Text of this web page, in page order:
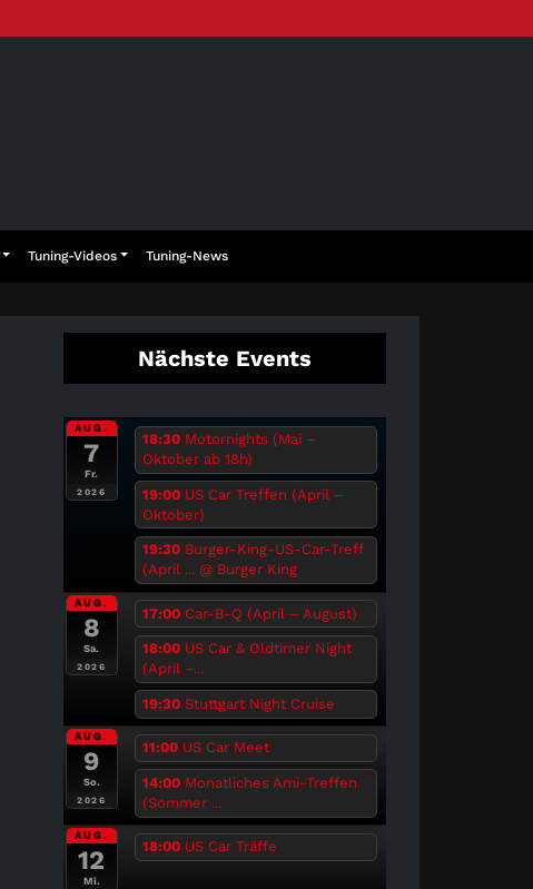
Tuning-Videos Tuning-News
Nächste Events
AUG.
7
Fr.
2026
18:30 Motornights (Mai –
Oktober ab 18h)
19:00 US Car Treffen (April –
Oktober)
19:30 Burger-King-US-Car-Treff
(April ... @ Burger King
AUG.
8
Sa.
2026
17:00 Car-B-Q (April – August)
18:00 US Car & Oldtimer Night
(April –...
19:30 Stuttgart Night Cruise
AUG.
9
So.
2026
11:00 US Car Meet
14:00 Monatliches Ami-Treffen
(Sommer ...
AUG.
12
Mi.
18:00 US Car Träffe